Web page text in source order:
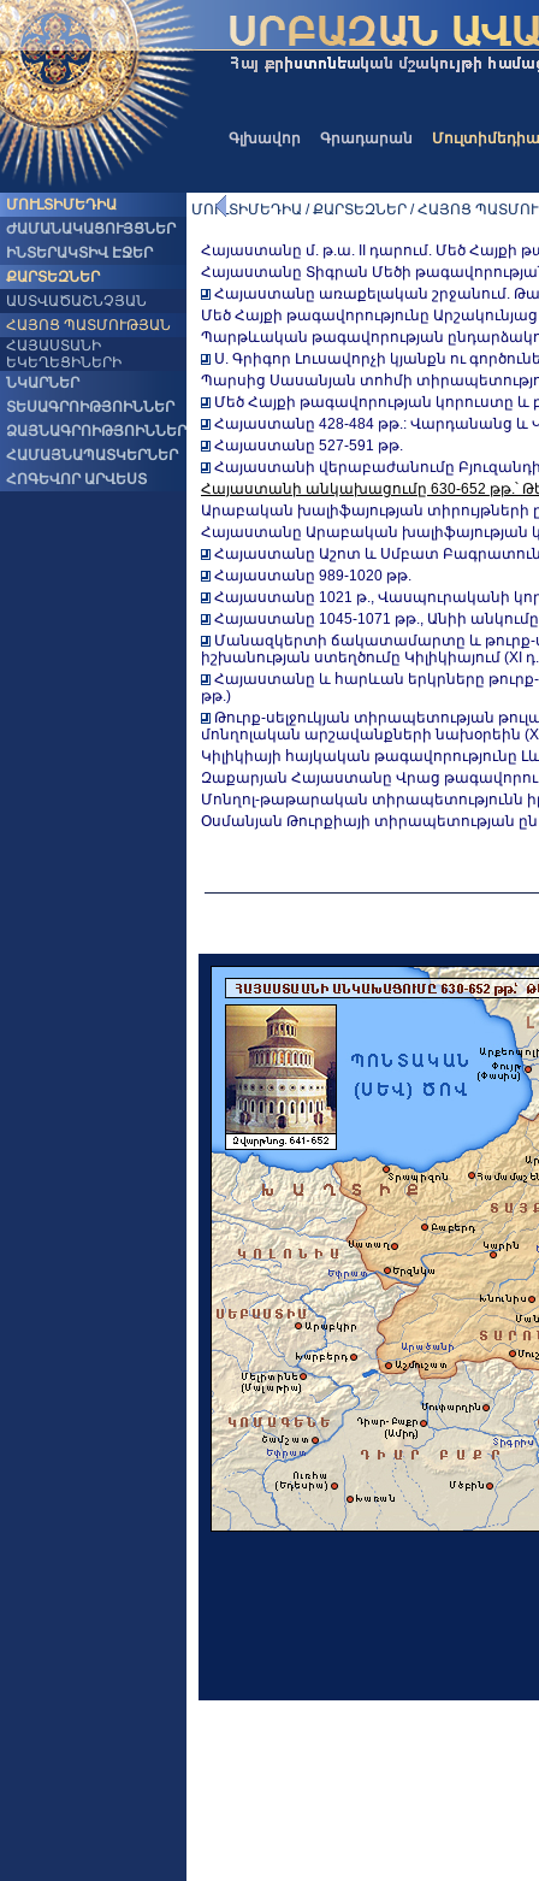
Գլխավոր Գրադարան Մուլտիմեդիա
ՄՈՒԼՏԻՄԵԴԻԱ
ԺԱՄԱՆԱԿԱՑՈՒՅՑՆԵՐ
ԻՆՏԵՐԱԿՏԻՎ ԷՋԵՐ
ՔԱՐՏԵԶՆԵՐ
ԱՍՏՎԱԾԱՇՆՉՅԱՆ
ՀԱՅՈՑ ՊԱՏՄՈՒԹՅԱՆ
ՀԱՅԱՍՏԱՆԻ
ԵԿԵՂԵՑԻՆԵՐԻ
ՆԿԱՐՆԵՐ
ՏԵՍԱԳՐՈԻԹՅՈԻՆՆԵՐ
ՁԱՅՆԱԳՐՈԻԹՅՈԻՆՆԵՐ
ՀԱՄԱՅՆԱՊԱՏԿԵՐՆԵՐ
ՀՈԳԵՎՈՐ ԱՐՎԵՍՏ
ՄՈՒԼՏԻՄԵԴԻԱ / ՔԱՐՏԵԶՆԵՐ / ՀԱՅՈՑ
Հայաստանը մ. թ.ա. II դարում. Մեծ Հայքի
Հայաստանը Տիգրան Մեծի
Հայաստանը առաքելական շրջանում.
Մեծ Հայքի թագավորությունը
Պարթևական թագավորության
Ս. Գրիգոր Լուսավորչի կյանքն ու
Պարսից Սասանյան տոհմի
Մեծ Հայքի թագավորության կորուստը և
Հայաստանը 428-484 թթ.: Վարդանանց
Հայաստանը 527-591 թթ.
Հայաստանի վերաբաժանումը
Հայաստանի անկախացումը 630-652 թթ.՝
Արաբական խալիֆայության տիրույթների
Հայաստանը Արաբական խալիֆայության
Հայաստանը Աշոտ և Սմբատ
Հայաստանը 989-1020 թթ.
Հայաստանը 1021 թ., Վասպուրականի
Հայաստանը 1045-1071 թթ., Անիի
Մանազկերտի ճակատամարտը և թուրք-
իշխանության ստեղծումը Կիլիկիայում (XI
Հայաստանը և հարևան երկրները թուրք-
թթ.)
Թուրք-սելջուկյան տիրապետության
մոնղոլական արշավանքների նախօրեին
Կիլիկիայի հայկական թագավորությունը
Զաքարյան Հայաստանը Վրաց
Մոնղոլ-թաթարական տիրապետությունն
Օսմանյան Թուրքիայի տիրապետության